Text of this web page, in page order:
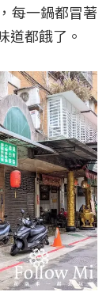
每一鍋都冒著
道都餓了。